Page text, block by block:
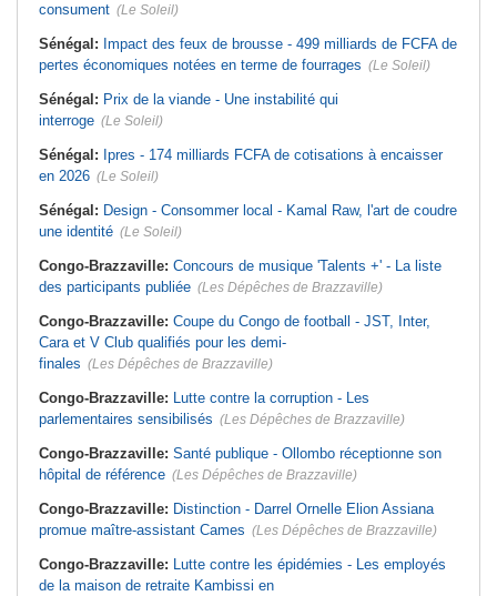
consument (Le Soleil)
Sénégal: Impact des feux de brousse - 499 milliards de FCFA de
pertes économiques notées en terme de fourrages (Le Soleil)
Sénégal: Prix de la viande - Une instabilité qui
interroge (Le Soleil)
Sénégal: Ipres - 174 milliards FCFA de cotisations à encaisser
en 2026 (Le Soleil)
Sénégal: Design - Consommer local - Kamal Raw, l'art de coudre
une identité (Le Soleil)
Congo-Brazzaville: Concours de musique 'Talents +' - La liste
des participants publiée (Les Dépêches de Brazzaville)
Congo-Brazzaville: Coupe du Congo de football - JST, Inter,
Cara et V Club qualifiés pour les demi-
finales (Les Dépêches de Brazzaville)
Congo-Brazzaville: Lutte contre la corruption - Les
parlementaires sensibilisés (Les Dépêches de Brazzaville)
Congo-Brazzaville: Santé publique - Ollombo réceptionne son
hôpital de référence (Les Dépêches de Brazzaville)
Congo-Brazzaville: Distinction - Darrel Ornelle Elion Assiana
promue maître-assistant Cames (Les Dépêches de Brazzaville)
Congo-Brazzaville: Lutte contre les épidémies - Les employés
de la maison de retraite Kambissi en